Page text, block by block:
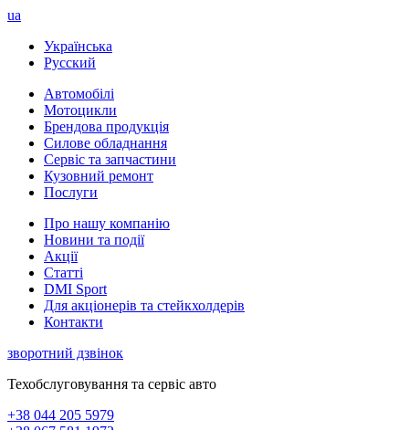
ua
Українська
Русский
Автомобілі
Мотоцикли
Брендова продукція
Силове обладнання
Сервіс та запчастини
Кузовний ремонт
Послуги
Про нашу компанію
Новини та події
Акції
Статті
DMI Sport
Для акціонерів та стейкхолдерів
Контакти
зворотний дзвінок
Техобслуговування та сервіс авто
+38 044 205 5979